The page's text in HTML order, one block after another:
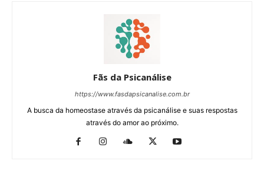
Fãs da Psicanálise
https://www.fasdapsicanalise.com.br
A busca da homeostase através da psicanálise e suas respostas
através do amor ao próximo.